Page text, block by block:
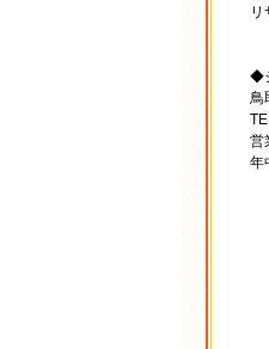
◆
鳥
営
年